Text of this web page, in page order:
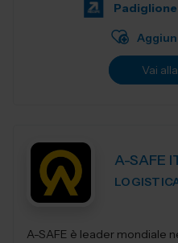
Vai
A-SAFE
A-SAFE è leader mondiale